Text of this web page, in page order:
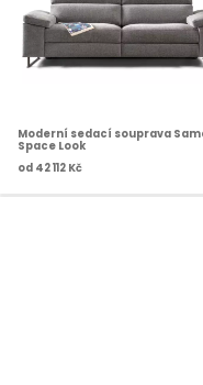
Moderní sedací souprava
Space Look
od 42 112 Kč